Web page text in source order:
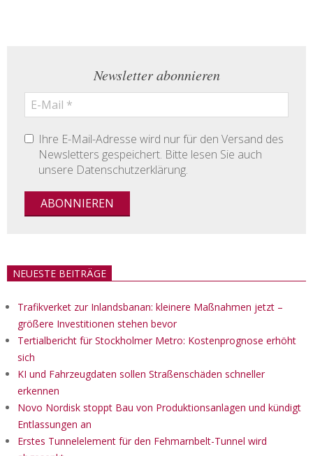
Newsletter abonnieren
Ihre E-Mail-Adresse wird nur für den Versand des
Newsletters gespeichert. Bitte lesen Sie auch
unsere Datenschutzerklärung.
NEUESTE BEITRÄGE
Trafikverket zur Inlandsbanan: kleinere Maßnahmen jetzt –
größere Investitionen stehen bevor
Tertialbericht für Stockholmer Metro: Kostenprognose erhöht
sich
KI und Fahrzeugdaten sollen Straßenschäden schneller
erkennen
Novo Nordisk stoppt Bau von Produktionsanlagen und kündigt
Entlassungen an
Erstes Tunnelelement für den Fehmarnbelt-Tunnel wird